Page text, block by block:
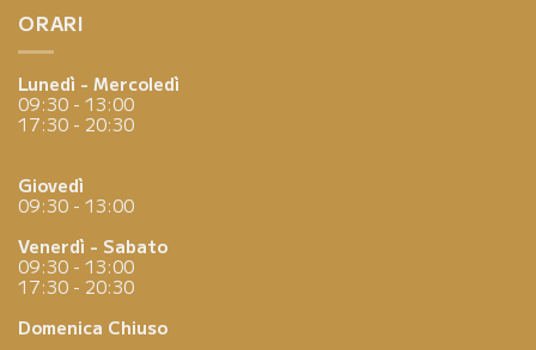
ORARI
Lunedì - Mercoledì
09:30 - 13:00
17:30 - 20:30
Giovedì
09:30 - 13:00
Venerdì - Sabato
09:30 - 13:00
17:30 - 20:30
Domenica Chiuso